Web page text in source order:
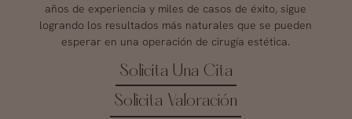
años de experiencia y miles de casos de éxito, sigue
logrando los resultados más naturales que se pueden
esperar en una operación de cirugía estética.
Solicita Una Cita
Solicita Valoración